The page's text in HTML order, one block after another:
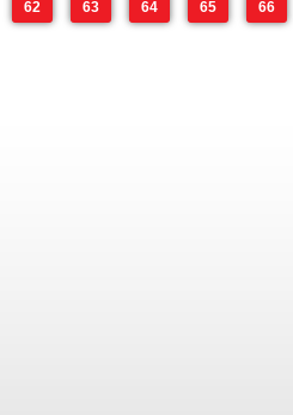
62 63 64 65 66